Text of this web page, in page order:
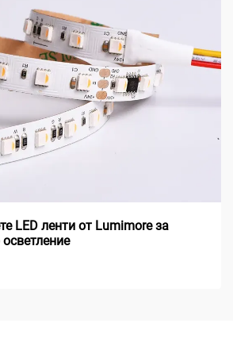
LED ленти от Lumimore за